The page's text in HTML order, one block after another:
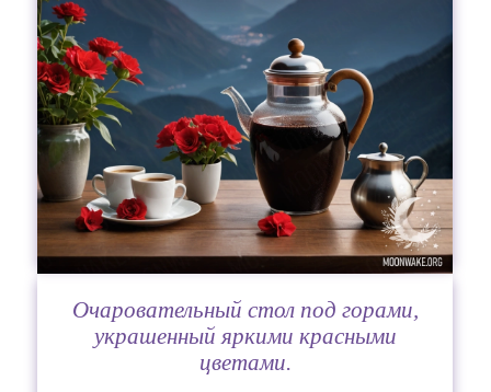
Очаровательный стол под горами,
украшенный яркими красными
цветами.